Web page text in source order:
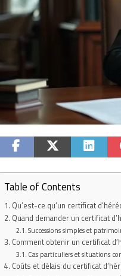
Table of Contents
Qu’est-ce qu’un certificat
Quand demander un certificat
Successions simples et
Comment obtenir un certificat
Cas particuliers et situations
Coûts et délais du certificat